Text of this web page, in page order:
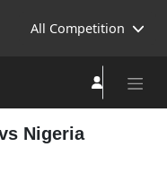
All Competition
Nigeria